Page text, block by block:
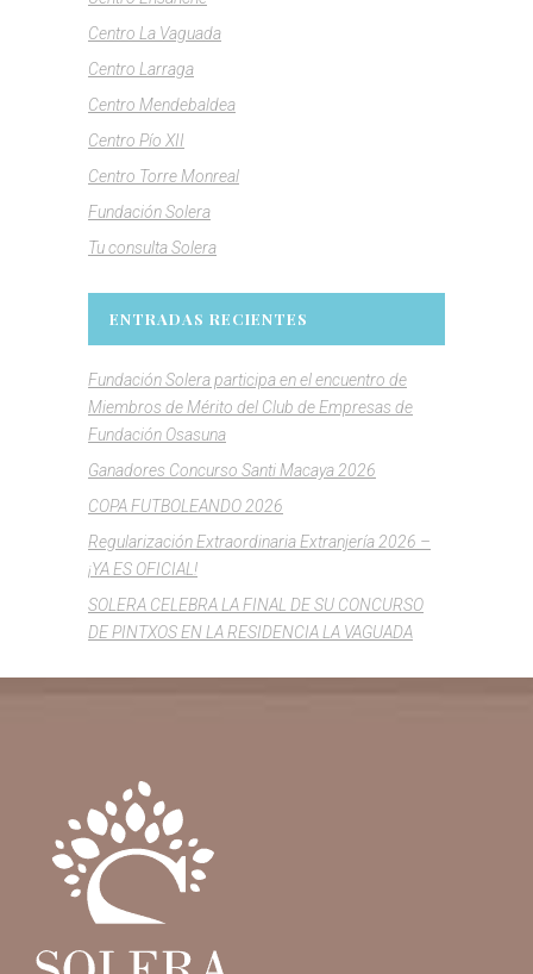
Centro La Vaguada
Centro Larraga
Centro Mendebaldea
Centro Pío XII
Centro Torre Monreal
Fundación Solera
Tu consulta Solera
ENTRADAS RECIENTES
Fundación Solera participa en el encuentro de
Miembros de Mérito del Club de Empresas de
Fundación Osasuna
Ganadores Concurso Santi Macaya 2026
COPA FUTBOLEANDO 2026
Regularización Extraordinaria Extranjería 2026 –
¡YA ES OFICIAL!
SOLERA CELEBRA LA FINAL DE SU CONCURSO
DE PINTXOS EN LA RESIDENCIA LA VAGUADA